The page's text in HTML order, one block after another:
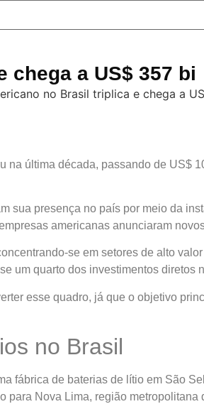
a US$ 357 bi
última década, passando de US$
sua presença no país por meio da
americanas anunciaram
se em setores de alto
um quarto dos investimentos diretos
esse quadro, já que o objetivo
no Brasil
fábrica de baterias de lítio em São
para Nova Lima, região metropolitana